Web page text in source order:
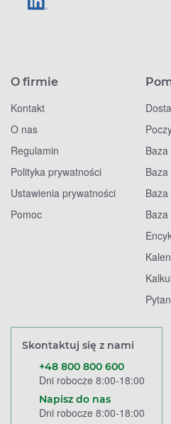
O firmie
Kontakt
O nas
Regulamin
Polityka prywatności
Ustawienia prywatności
Pomoc
Skontaktuj się z nami
+48 800 800 600
Dni robocze 8:00-18:00
Napisz do nas
Dni robocze 8:00-18:00